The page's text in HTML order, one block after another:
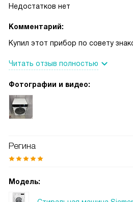
Недостатков нет
Комментарий:
Купил этот прибор по совету
вид — он вписался в маленькую
лишнего места. В процессе
отжиме, так что стирка не
Автоматический датчик загрузки
экономит коммунальные платежи.
широкий: есть быстрый цикл для
изделий и специальная функция
Читать отзыв полностью
Фотографии и видео:
Регина
Модель: